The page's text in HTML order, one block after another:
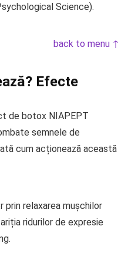
Science).
back to menu ↑
Efecte
de botox NIAPEPT
semnele de
cum acționează această
prin relaxarea mușchilor
ridurilor de expresie